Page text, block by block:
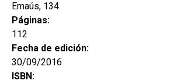
Emaús, 134
Páginas:
112
Fecha de edición:
30/09/2016
ISBN: